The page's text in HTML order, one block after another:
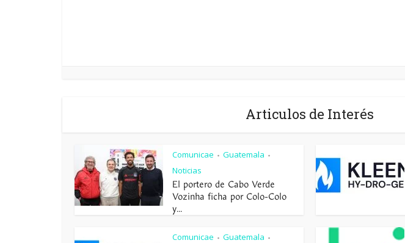
Articulos de Interés
Comunicae • Guatemala •
Noticias
El portero de Cabo Verde
Vozinha ficha por Colo-Colo
y...
Comunicae • Guatemala •